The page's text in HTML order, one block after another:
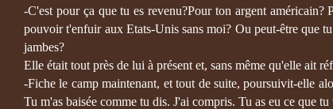
-C'est pour ça que tu es revenu?Pour ton argent
pouvoir t'enfuir aux Etats-Unis sans moi? Ou peut-être que
jambes?
Elle était tout près de lui à présent et, sans même qu'elle ait
-Fiche le camp maintenant, et tout de suite, poursuivit-elle
Tu m'as baisée comme tu dis. J'ai compris. Tu as eu ce que